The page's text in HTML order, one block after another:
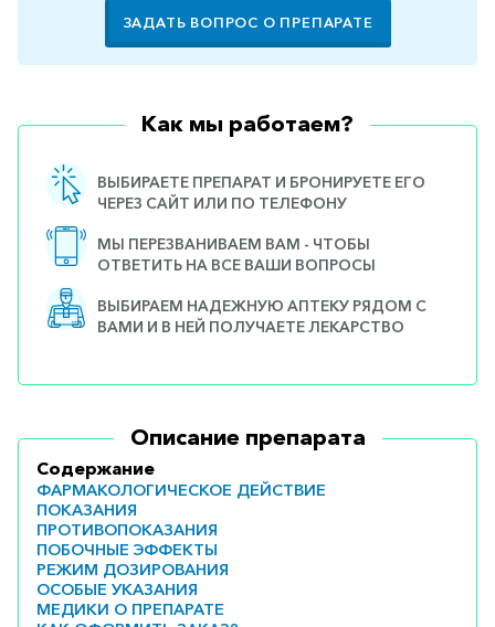
ЗАДАТЬ ВОПРОС О ПРЕПАРАТЕ
Как мы работаем?
ВЫБИРАЕТЕ ПРЕПАРАТ И БРОНИРУЕТЕ ЕГО
ЧЕРЕЗ САЙТ ИЛИ ПО ТЕЛЕФОНУ
МЫ ПЕРЕЗВАНИВАЕМ ВАМ - ЧТОБЫ
ОТВЕТИТЬ НА ВСЕ ВАШИ ВОПРОСЫ
ВЫБИРАЕМ НАДЕЖНУЮ АПТЕКУ РЯДОМ С
ВАМИ И В НЕЙ ПОЛУЧАЕТЕ ЛЕКАРСТВО
Описание препарата
Содержание
ФАРМАКОЛОГИЧЕСКОЕ ДЕЙСТВИЕ
ПОКАЗАНИЯ
ПРОТИВОПОКАЗАНИЯ
ПОБОЧНЫЕ ЭФФЕКТЫ
РЕЖИМ ДОЗИРОВАНИЯ
ОСОБЫЕ УКАЗАНИЯ
МЕДИКИ О ПРЕПАРАТЕ